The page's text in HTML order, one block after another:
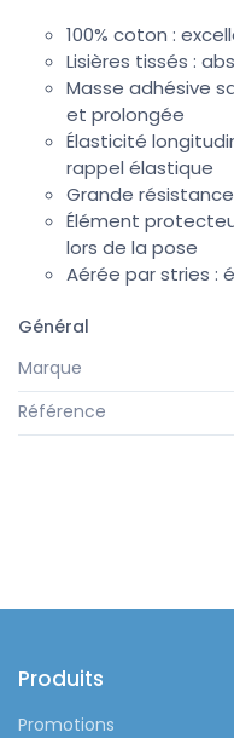
100% coton :
Lisières tissés :
Masse adhésive
et prolongée
Élasticité
rappel élastique
Grande
Élément
lors de la pose
Aérée par stries :
Général
Marque
Référence
Produits
Promotions